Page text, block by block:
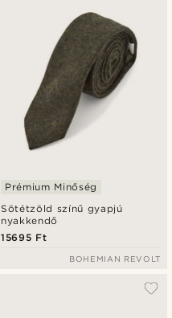
Sötétzöld színű gyapjú
nyakkendő
Prémium Minőség
15695 Ft
BOHEMIAN REVOLT